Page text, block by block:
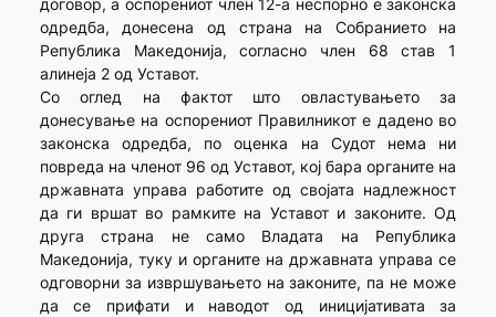
договор, а оспорениот член 12-а неспорно е законска
одредба, донесена од страна на Собранието на
Република Македонија, согласно член 68 став 1
алинеја 2 од Уставот.
Со оглед на фактот што овластувањето за
донесување на оспорениот Правилникот е дадено во
законска одредба, по оценка на Судот нема ни
повреда на членот 96 од Уставот, кој бара органите на
државната управа работите од својата надлежност
да ги вршат во рамките на Уставот и законите. Од
друга страна не само Владата на Република
Македонија, туку и органите на државната управа се
одговорни за извршувањето на законите, па не може
да се прифати и наводот од иницијативата за